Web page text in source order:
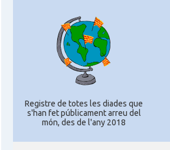
Registre de totes les diades que
s'han fet públicament arreu del
món, des de l'any 2018